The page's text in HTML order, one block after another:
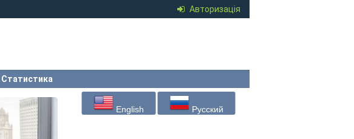
Авторизація
Статистика
English Русский